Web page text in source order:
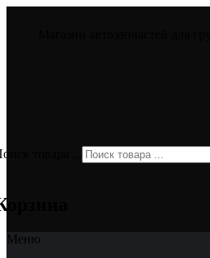
товара ...
Меню